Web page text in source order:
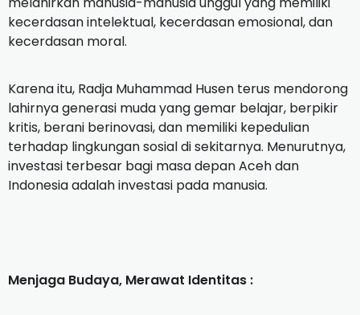
kecerdasan intelektual, kecerdasan emosional, dan
kecerdasan moral.
‎Karena itu, Radja Muhammad Husen terus mendorong
lahirnya generasi muda yang gemar belajar, berpikir
kritis, berani berinovasi, dan memiliki kepedulian
terhadap lingkungan sosial di sekitarnya. Menurutnya,
investasi terbesar bagi masa depan Aceh dan
Indonesia adalah investasi pada manusia.
Menjaga Budaya, Merawat Identitas :